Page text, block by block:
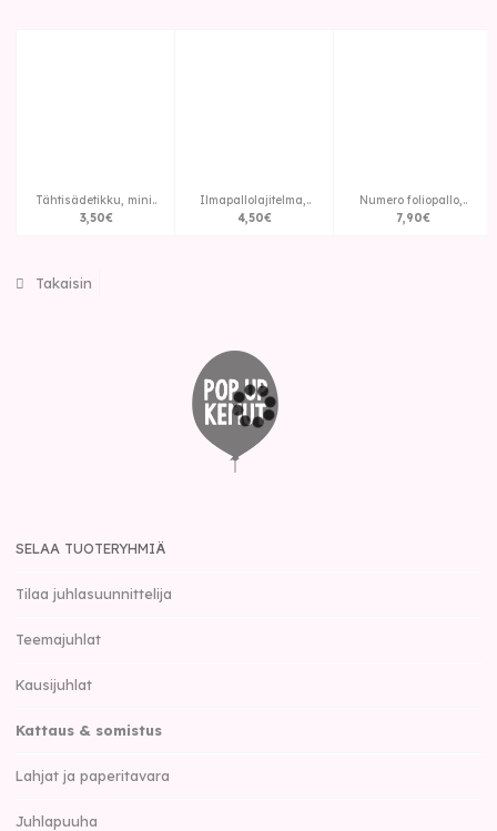
Tähtisädetikku, mini..
3,50€
Ilmapallolajitelma,..
4,50€
Numero foliopallo,..
7,90€
Takaisin
SELAA TUOTERYHMIÄ
Tilaa juhlasuunnittelija
Teemajuhlat
Kausijuhlat
Kattaus & somistus
Lahjat ja paperitavara
Juhlapuuha